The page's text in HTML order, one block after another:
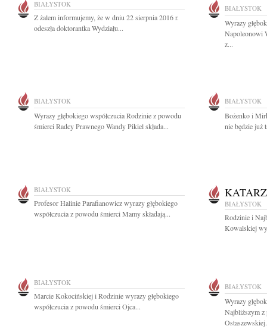
BIAŁYSTOK
Z żalem informujemy, że w dniu 22 sierpnia 2016 r.
odeszła doktorantka Wydziału...
BIAŁYSTOK
Wyrazy
Napoleonowi
z...
BIAŁYSTOK
Wyrazy głębokiego współczucia Rodzinie z powodu
śmierci Radcy Prawnego Wandy Pikiel składa...
BIAŁYSTOK
Bożenko i
nie będzie już
BIAŁYSTOK
Profesor Halinie Parafianowicz wyrazy głębokiego
współczucia z powodu śmierci Mamy składają...
BIAŁYSTOK
Rodzinie i
Kowalskiej
BIAŁYSTOK
Marcie Kokocińskiej i Rodzinie wyrazy głębokiego
współczucia z powodu śmierci Ojca...
BIAŁYSTOK
Wyrazy
Najbliższym z